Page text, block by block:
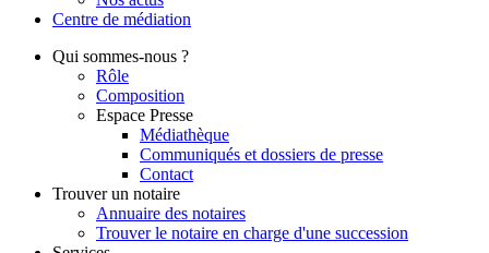
Centre de médiation
Qui sommes-nous ?
Rôle
Composition
Espace Presse
Médiathèque
Communiqués et dossiers de presse
Contact
Trouver un notaire
Annuaire des notaires
Trouver le notaire en charge d'une succession